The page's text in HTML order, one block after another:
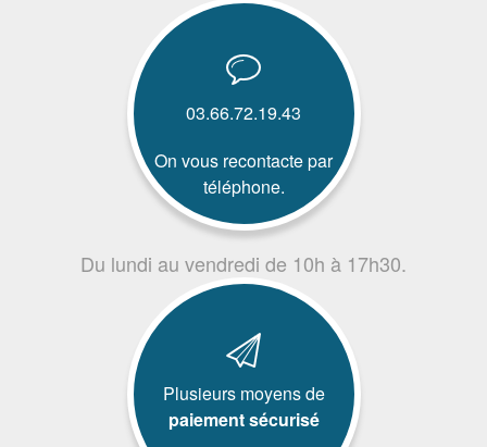
03.66.72.19.43
On vous recontacte par
téléphone.
Du lundi au vendredi de 10h à 17h30.
Plusieurs moyens de
paiement sécurisé